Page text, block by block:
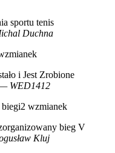
sportu tenis
Duchna
i Jest Zrobione
WED1412
2 wzmianek
bieg V
Kluj